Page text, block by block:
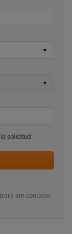
solicitud
em contacto